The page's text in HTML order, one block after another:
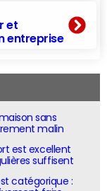
et
entreprise
sans
malin
est excellent
suffisent
catégorique :